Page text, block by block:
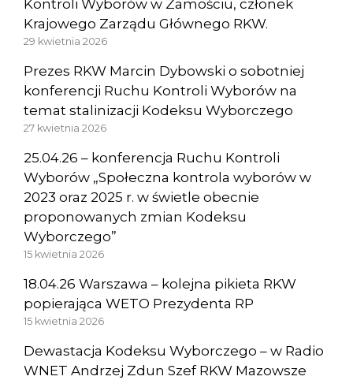
Kontroli Wyborów w Zamościu, członek
Krajowego Zarządu Głównego RKW.
29 kwietnia 2026
Prezes RKW Marcin Dybowski o sobotniej
konferencji Ruchu Kontroli Wyborów na
temat stalinizacji Kodeksu Wyborczego
27 kwietnia 2026
25.04.26 – konferencja Ruchu Kontroli
Wyborów „Społeczna kontrola wyborów w
2023 oraz 2025 r. w świetle obecnie
proponowanych zmian Kodeksu
Wyborczego”
15 kwietnia 2026
18.04.26 Warszawa – kolejna pikieta RKW
popierająca WETO Prezydenta RP
15 kwietnia 2026
Dewastacja Kodeksu Wyborczego – w Radio
WNET Andrzej Zdun Szef RKW Mazowsze